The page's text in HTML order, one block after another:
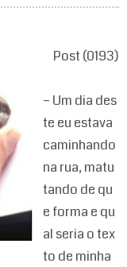
Post (0193)
– Um dia des
te eu estava
caminhando
na rua, matu
tando de qu
e forma e qu
al seria o tex
to de minha